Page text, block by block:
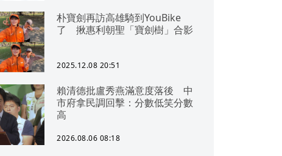
朴寶劍再訪高雄騎到YouBike
了 揪惠利朝聖「寶劍樹」合影
2025.12.08 20:51
賴清德批盧秀燕滿意度落後 中
市府拿民調回擊：分數低笑分數
高
2026.08.06 08:18